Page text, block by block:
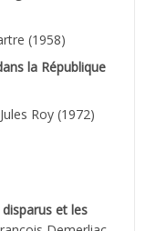
(1958)
la République
Roy (1972)
disparus et les